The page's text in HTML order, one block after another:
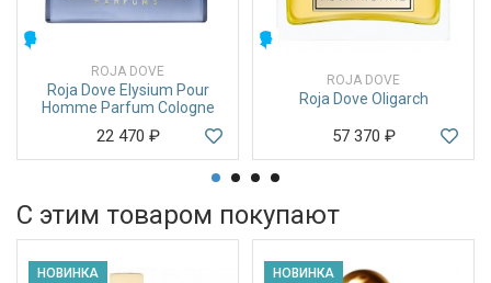
ROJA DOVE
Roja Dove Elysium Pour
Homme Parfum Cologne
22 470 ₽
ROJA DOVE
Roja Dove Oligarch
57 370 ₽
С этим товаром покупают
НОВИНКА НОВИНКА